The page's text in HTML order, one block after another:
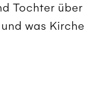
Tochter über
was Kirche